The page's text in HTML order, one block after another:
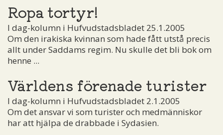
Ropa tortyr!
I dag-kolumn i Hufvudstadsbladet 25.1.2005
Om den irakiska kvinnan som hade fått utstå precis
allt under Saddams regim. Nu skulle det bli bok om
henne ...
Världens förenade turister
I dag-kolumn i Hufvudstadsbladet 2.1.2005
Om det ansvar vi som turister och medmänniskor
har att hjälpa de drabbade i Sydasien.